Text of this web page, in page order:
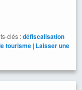
clés :défiscalisation
tourisme | Laisser une